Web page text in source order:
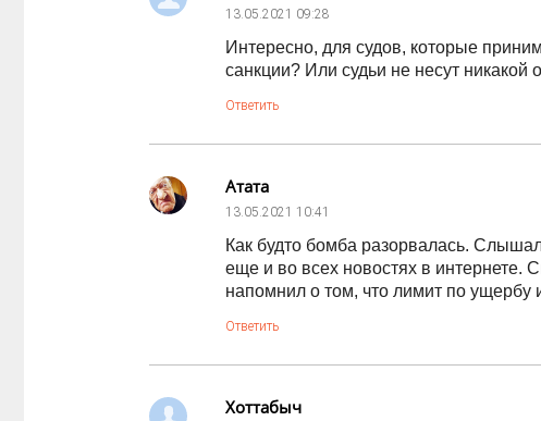
13.05.2021 09:28
Интересно, для судов, которые
санкции? Или судьи не несут никакой
Ответить
Атата
13.05.2021 10:41
Как будто бомба разорвалась.
еще и во всех новостях в интернете.
напомнил о том, что лимит по ущербу
Ответить
Хоттабыч